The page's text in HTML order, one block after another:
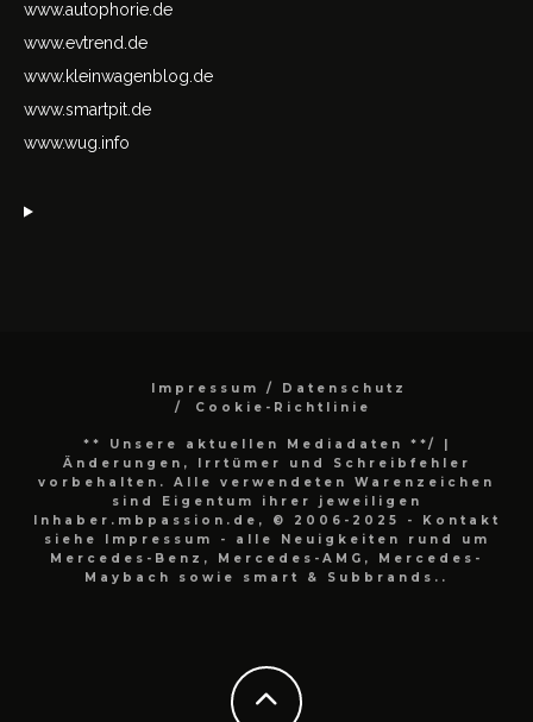
www.autophorie.de
www.evtrend.de
www.kleinwagenblog.de
www.smartpit.de
www.wug.info
Impressum / Datenschutz
Cookie-Richtlinie
** Unsere aktuellen Mediadaten **/
|
Änderungen, Irrtümer und Schreibfehler
vorbehalten. Alle verwendeten Warenzeichen
sind Eigentum ihrer jeweiligen
Inhaber.mbpassion.de, © 2006-2025 - Kontakt
siehe Impressum - alle Neuigkeiten rund um
Mercedes-Benz, Mercedes-AMG, Mercedes-
Maybach sowie smart & Subbrands..